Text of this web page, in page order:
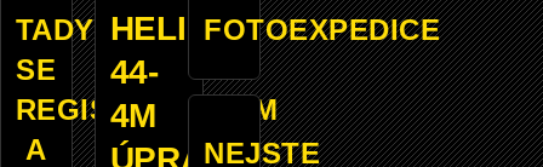
TADY
SE
REGISTROVANÝM
A
HELIOS
44-
4M
FOTOEXPEDICE
NEJSTE